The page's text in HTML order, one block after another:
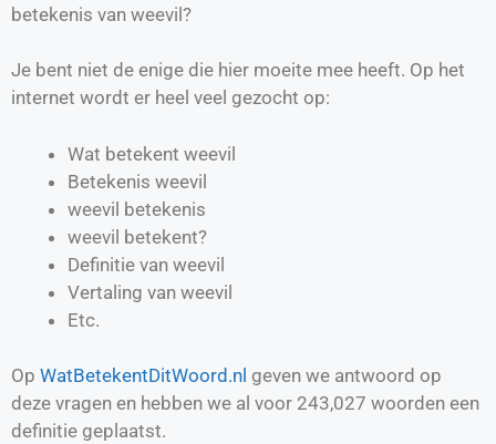
betekenis van weevil?
Je bent niet de enige die hier moeite mee heeft. Op het
internet wordt er heel veel gezocht op:
Wat betekent weevil
Betekenis weevil
weevil betekenis
weevil betekent?
Definitie van weevil
Vertaling van weevil
Etc.
Op WatBetekentDitWoord.nl geven we antwoord op
deze vragen en hebben we al voor 243,027 woorden een
definitie geplaatst.